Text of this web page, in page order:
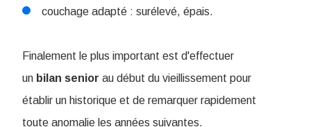
couchage adapté : surélevé, épais.
Finalement le plus important est d'effectuer
un bilan senior au début du vieillissement pour
établir un historique et de remarquer rapidement
toute anomalie les années suivantes.